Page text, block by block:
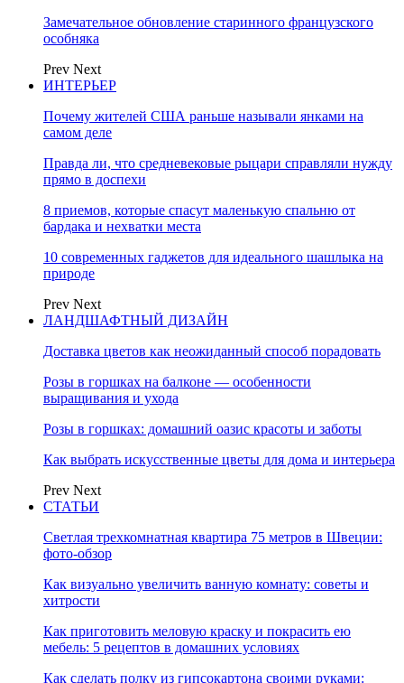
Замечательное обновление старинного французского
особняка
Prev Next
ИНТЕРЬЕР
Почему жителей США раньше называли янками на
самом деле
Правда ли, что средневековые рыцари справляли нужду
прямо в доспехи
8 приемов, которые спасут маленькую спальню от
бардака и нехватки места
10 современных гаджетов для идеального шашлыка на
природе
Prev Next
ЛАНДШАФТНЫЙ ДИЗАЙН
Доставка цветов как неожиданный способ порадовать
Розы в горшках на балконе — особенности
выращивания и ухода
Розы в горшках: домашний оазис красоты и заботы
Как выбрать искусственные цветы для дома и интерьера
Prev Next
СТАТЬИ
Светлая трехкомнатная квартира 75 метров в Швеции:
фото-обзор
Как визуально увеличить ванную комнату: советы и
хитрости
Как приготовить меловую краску и покрасить ею
мебель: 5 рецептов в домашних условиях
Как сделать полку из гипсокартона своими руками: